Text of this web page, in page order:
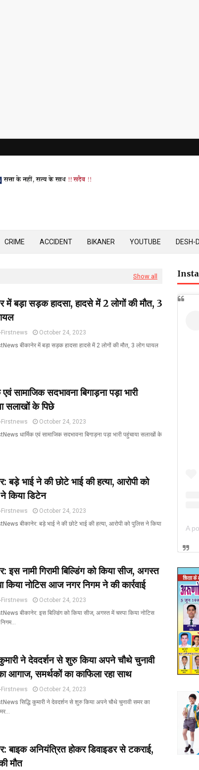
CRIME ACCIDENT BIKANER YOUTUBE DESH-
Show all
में बड़ा सड़क हादसा, हादसे में 2 लोगों की मौत, 3
Firstnews
October 24, 2023
बीकानेर में बड़ा सड़क हादसा हादसे में 2 लोगों की मौत, 3 लोग घायल
एवं सामाजिक सदभावना बिगाड़ना पड़ा भारी
सलाखों के पिछे
Firstnews
October 24, 2023
धार्मिक एवं सामाजिक सदभावना बिगाड़ना पड़ा भारी पहुंचाया सलाखों के
बड़े भाई ने की छोटे भाई की हत्या, आरोपी को
किया डिटेन
Firstnews
October 24, 2023
बीकानेर: बड़े भाई ने की छोटे भाई की हत्या, आरोपी को पुलिस ने किया
इस नामी गिरामी बिल्डिंग को किया सीज, अगस्त
किया नोटिस आज नगर निगम ने की कार्रवाई
Firstnews
October 24, 2023
बीकानेर: इस बिल्डिंग को किया सीज, अगस्त में चस्पा किया नोटिस
कुमारी ने देवदर्शन से शुरु किया अपने चौथे चुनावी
आगाज, समर्थकों का काफिला रहा साथ
Firstnews
October 24, 2023
सिद्धि कुमारी ने देवदर्शन से शुरु किया अपने चौथे चुनावी समर का
बाइक अनियंत्रित होकर डिवाइडर से टकराई,
मौत